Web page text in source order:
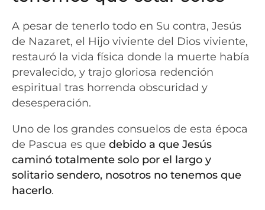
A pesar de tenerlo todo en Su contra, Jesús
de Nazaret, el Hijo viviente del Dios viviente,
restauró la vida física donde la muerte había
prevalecido, y trajo gloriosa redención
espiritual tras horrenda obscuridad y
desesperación.
Uno de los grandes consuelos de esta época
de Pascua es que debido a que Jesús
caminó totalmente solo por el largo y
solitario sendero, nosotros no tenemos que
hacerlo.